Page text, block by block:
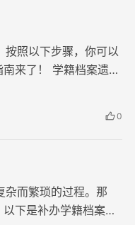
照以下步骤，你可以
来了！ 学籍档案遗失
0
而繁琐的过程。那
下是补办学籍档案的